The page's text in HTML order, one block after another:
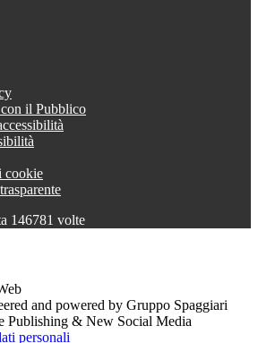
il Pubblico
cookie
146781 volte
and powered by Gruppo Spaggiari
Publishing & New Social Media
personali